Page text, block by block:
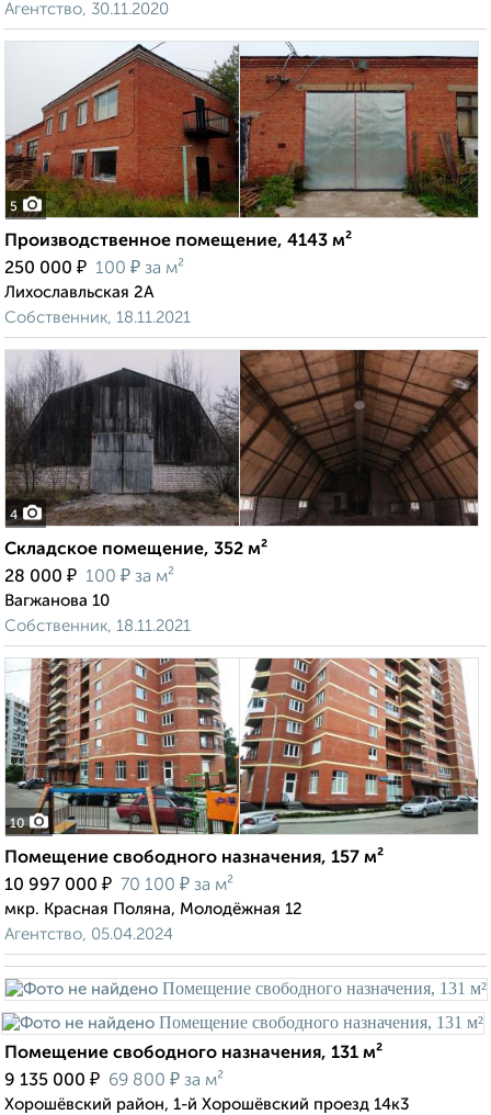
Агентство, 30.11.2020
5
Производственное помещение, 4143 м²
250 000 ₽ 100 ₽ за м²
Лихославльская 2А
Собственник, 18.11.2021
4
Складское помещение, 352 м²
28 000 ₽ 100 ₽ за м²
Вагжанова 10
Собственник, 18.11.2021
10
Помещение свободного назначения, 157 м²
10 997 000 ₽ 70 100 ₽ за м²
мкр. Красная Поляна, Молодёжная 12
Агентство, 05.04.2024
Помещение свободного назначения, 131 м²
9 135 000 ₽ 69 800 ₽ за м²
Хорошёвский район, 1-й Хорошёвский проезд 14к3